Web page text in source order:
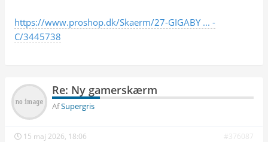
https://www.proshop.dk/Skaerm/27-GIGABY ... -
C/3445738
Re: Ny gamerskærm
AfSupergris
15 maj 2026, 18:06 #376087